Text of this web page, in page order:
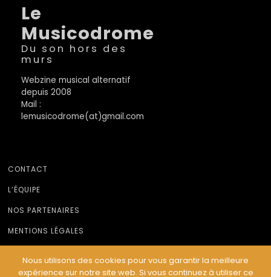
Le
Musicodrome
Du son hors des
murs
Webzine musical alternatif
depuis 2008
Mail :
lemusicodrome(at)gmail.com
CONTACT
L’ÉQUIPE
NOS PARTENAIRES
MENTIONS LÉGALES
Nous utilisons des cookies pour vous garantir la meilleure
expérience sur notre site web. Si vous continuez à utiliser ce